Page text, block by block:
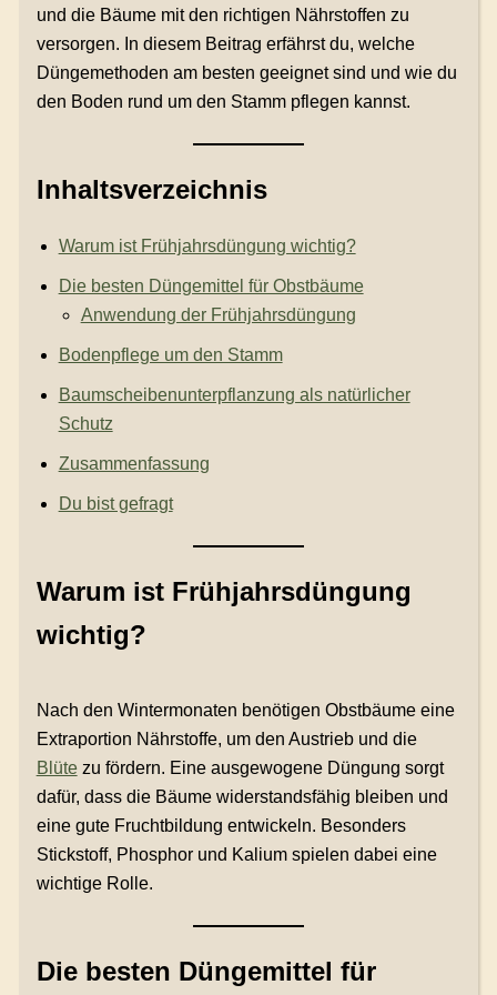
und die Bäume mit den richtigen Nährstoffen zu
versorgen. In diesem Beitrag erfährst du, welche
Düngemethoden am besten geeignet sind und wie du
den Boden rund um den Stamm pflegen kannst.
Inhaltsverzeichnis
Warum ist Frühjahrsdüngung wichtig?
Die besten Düngemittel für Obstbäume
Anwendung der Frühjahrsdüngung
Bodenpflege um den Stamm
Baumscheibenunterpflanzung als natürlicher
Schutz
Zusammenfassung
Du bist gefragt
Warum ist Frühjahrsdüngung
wichtig?
Nach den Wintermonaten benötigen Obstbäume eine
Extraportion Nährstoffe, um den Austrieb und die
Blütezu fördern. Eine ausgewogene Düngung sorgt
dafür, dass die Bäume widerstandsfähig bleiben und
eine gute Fruchtbildung entwickeln. Besonders
Stickstoff, Phosphor und Kalium spielen dabei eine
wichtige Rolle.
Die besten Düngemittel für